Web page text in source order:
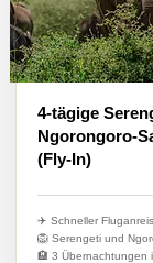
4-tägige
Ngorongoro-
(Fly-In)
✈️ Schneller
🦁 Serengeti und
🏨 3 Übernachtungen